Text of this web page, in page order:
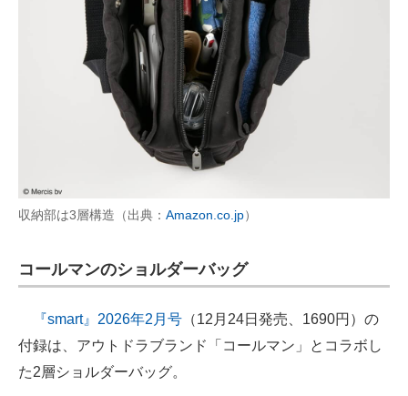
収納部は3層構造（出典： Amazon.co.jp）
コールマンのショルダーバッグ
『smart』2026年2月号 （12月24日発売、1690円）の
付録は、アウトドラブランド「コールマン」とコラボし
た2層ショルダーバッグ。